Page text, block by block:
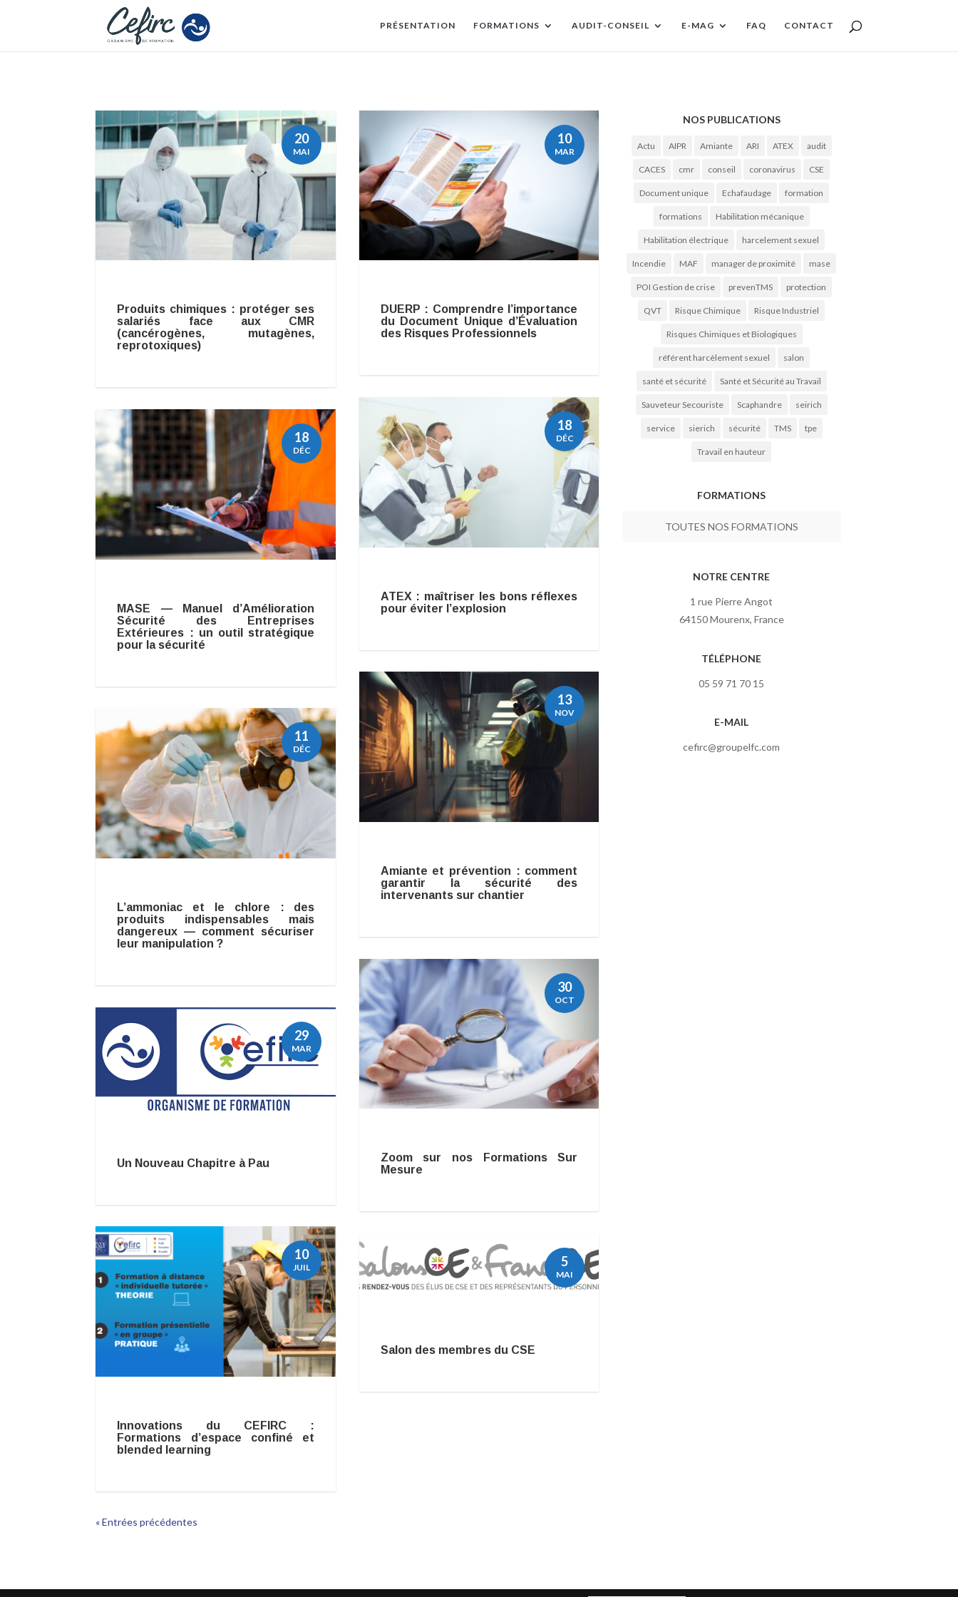
PRÉSENTATION FORMATIONS AUDIT-CONSEIL E-MAG FAQ CONTACT
Produits chimiques : protéger ses
salariés face aux CMR
(cancérogènes, mutagènes,
reprotoxiques)
20
MAI
MASE — Manuel d’Amélioration
Sécurité des Entreprises
Extérieures : un outil stratégique
pour la sécurité
18
DÉC
L’ammoniac et le chlore : des
produits indispensables mais
dangereux — comment sécuriser
leur manipulation ?
11
DÉC
Un Nouveau Chapitre à Pau
29
MAR
Innovations du CEFIRC :
Formations d’espace confiné et
blended learning
10
JUIL
DUERP : Comprendre l’importance
du Document Unique d’Évaluation
des Risques Professionnels
10
MAR
ATEX : maîtriser les bons réflexes
pour éviter l’explosion
18
DÉC
Amiante et prévention : comment
garantir la sécurité des
intervenants sur chantier
13
NOV
Zoom sur nos Formations Sur
Mesure
30
OCT
Salon des membres du CSE
5
MAI
« Entrées précédentes
NOS PUBLICATIONS
Actu AIPR Amiante ARI ATEX audit
CACES cmr conseil coronavirus CSE
Document unique Echafaudage formation
formations Habilitation mécanique
Habilitation électrique harcelement sexuel
Incendie MAF manager de proximité mase
POI Gestion de crise prevenTMS protection
QVT Risque Chimique Risque Industriel
Risques Chimiques et Biologiques
référent harcèlement sexuel salon
santé et sécurité Santé et Sécurité au Travail
Sauveteur Secouriste Scaphandre seirich
service sierich sécurité TMS tpe
Travail en hauteur
FORMATIONS
TOUTES NOS FORMATIONS
NOTRE CENTRE
1 rue Pierre Angot
64150 Mourenx, France
TÉLÉPHONE
05 59 71 70 15
E-MAIL
cefirc@groupelfc.com